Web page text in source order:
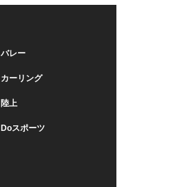
バレー
カーリング
陸上
Doスポーツ